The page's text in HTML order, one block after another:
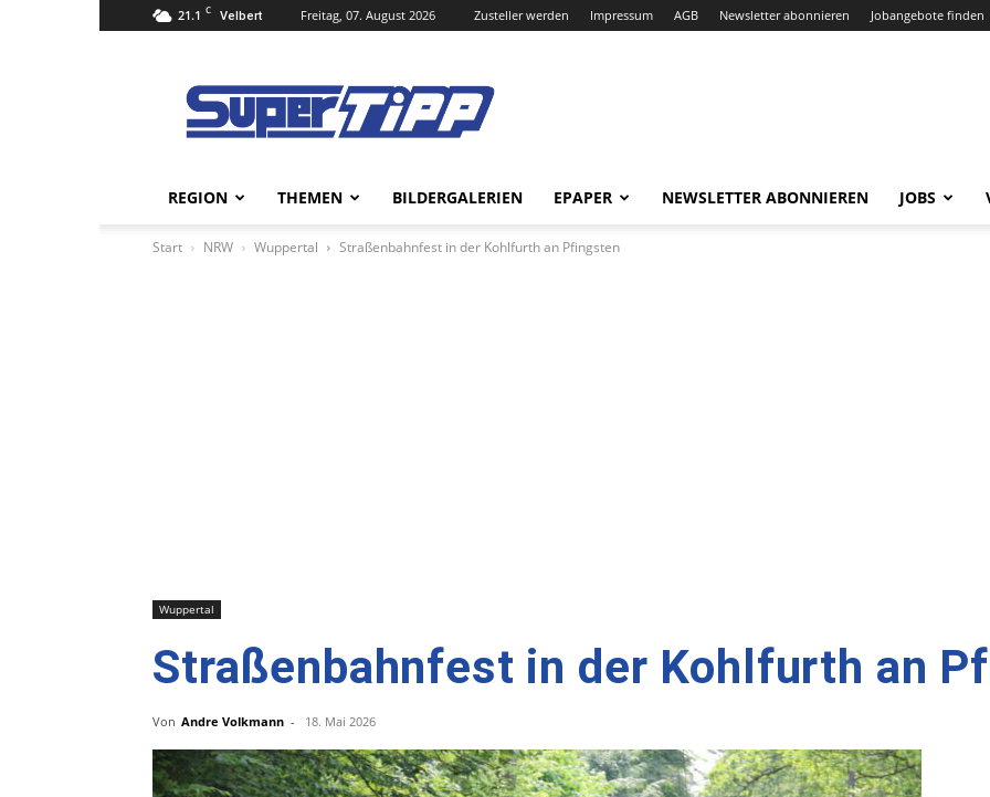
21.1 C Velbert Freitag, 07. August 2026 Zusteller werden Impressum AGB Newsletter abonnieren Jobangebote finden
Tipp
Online
REGION THEMEN BILDERGALERIEN EPAPER NEWSLETTER ABONNIEREN JOBS
Start NRW Wuppertal Straßenbahnfest in der Kohlfurth an Pfingsten
Wuppertal
Straßenbahnfest in der Kohlfurth an
Von Andre Volkmann - 18. Mai 2026